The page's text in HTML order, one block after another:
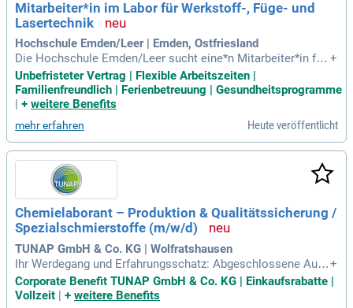
Mitarbeiter*in im Labor für Werkstoff-, Füge- und
Lasertechnik
Hochschule Emden/Leer | Emden, Ostfriesland
Die Hochschule Emden/Leer sucht eine*n Mitarbeiter*in für
das Labor für Werkstoff-, Füge- und Lasertechnik. Diese unb
efristete Vollzeitstelle am Campus Emden bietet spannende
Aufgaben in einem innovativen Umfeld. Die Hauptaufgaben
studentischer Projekte im Labor. Zudem werden metallurgis
che Proben gefertigt und Versuchsreihen zur Bestimmung v
on Werkstoffeigenschaften durchgeführt. Der*die neue Mita
rbeiter*in wird auch Forschungs- und Entwicklungsarbeiten i
n der Fügetechnik unterstützen. Bewerbungen sind willkom
men, um die Zukunft der Technik gemeinsam zu gestalten.
+
Unbefristeter Vertrag | Flexible Arbeitszeiten |
Familienfreundlich | Ferienbetreuung | Gesundheitsprogramme
+ weitere Benefits
mehr erfahren Heute veröffentlicht
Chemielaborant – Produktion & Qualitätssicherung /
Spezialschmierstoffe (m/w/d)
TUNAP GmbH & Co. KG | Wolfratshausen
Ihr Werdegang und Erfahrungsschatz: Abgeschlossene Ausb
ildung zum/zur Chemielaborant/-in, Chemisch-technischen
Assistent/-in, Chemikant/-in, zur Produktionsfachkraft Che
+
Corporate Benefit TUNAP GmbH & Co. KG | Einkaufsrabatte |
Vollzeit | + weitere Benefits